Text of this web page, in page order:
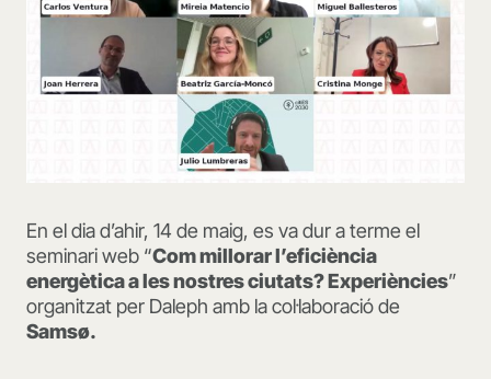
En el dia d’ahir, 14 de maig, es va dur a terme el
seminari web “Com millorar l’eficiència
energètica a les nostres ciutats? Experiències”
organitzat per Daleph amb la col·laboració de
Samsø.